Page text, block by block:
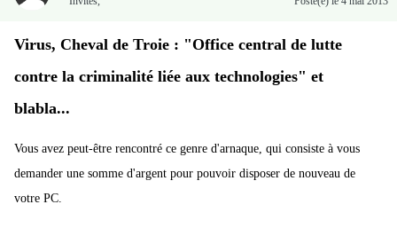
Virus, Cheval de Troie : "Office central de lutte
contre la criminalité liée aux technologies" et
blabla...
Vous avez peut-être rencontré ce genre d'arnaque, qui consiste à vous
demander une somme d'argent pour pouvoir disposer de nouveau de
votre PC.